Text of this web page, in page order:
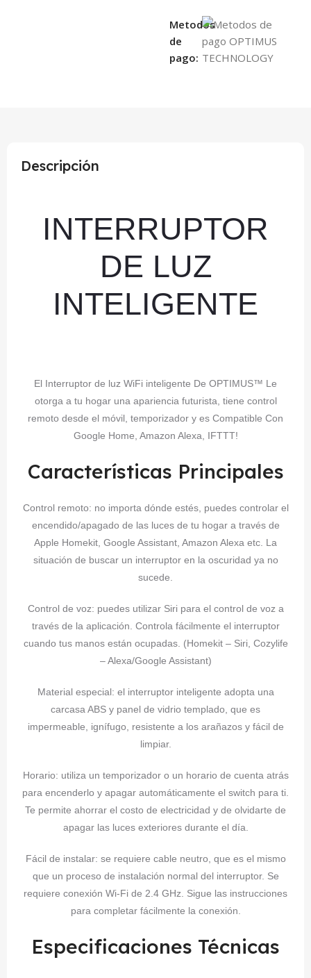
Metodos
de
pago:
Descripción
INTERRUPTOR
DE LUZ
INTELIGENTE
El Interruptor de luz WiFi inteligente De OPTIMUS™ Le
otorga a tu hogar una apariencia futurista, tiene control
remoto desde el móvil, temporizador y es Compatible Con
Google Home, Amazon Alexa, IFTTT!
Características Principales
Control remoto: no importa dónde estés, puedes controlar el
encendido/apagado de las luces de tu hogar a través de
Apple Homekit, Google Assistant, Amazon Alexa etc. La
situación de buscar un interruptor en la oscuridad ya no
sucede.
Control de voz: puedes utilizar Siri para el control de voz a
través de la aplicación. Controla fácilmente el interruptor
cuando tus manos están ocupadas. (Homekit – Siri, Cozylife
– Alexa/Google Assistant)
Material especial: el interruptor inteligente adopta una
carcasa ABS y panel de vidrio templado, que es
impermeable, ignífugo, resistente a los arañazos y fácil de
limpiar.
Horario: utiliza un temporizador o un horario de cuenta atrás
para encenderlo y apagar automáticamente el switch para ti.
Te permite ahorrar el costo de electricidad y de olvidarte de
apagar las luces exteriores durante el día.
Fácil de instalar: se requiere cable neutro, que es el mismo
que un proceso de instalación normal del interruptor. Se
requiere conexión Wi-Fi de 2.4 GHz. Sigue las instrucciones
para completar fácilmente la conexión.
Especificaciones Técnicas